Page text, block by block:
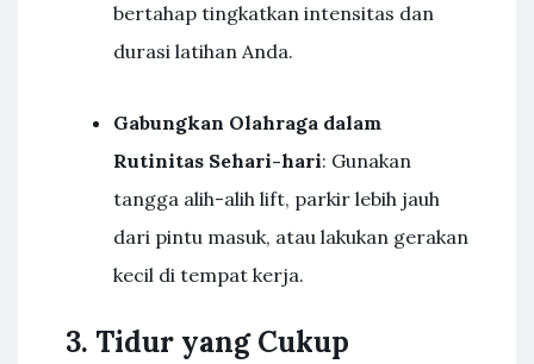
bertahap tingkatkan intensitas dan
durasi latihan Anda.
Gabungkan Olahraga dalam
Rutinitas Sehari-hari: Gunakan
tangga alih-alih lift, parkir lebih jauh
dari pintu masuk, atau lakukan gerakan
kecil di tempat kerja.
3. Tidur yang Cukup